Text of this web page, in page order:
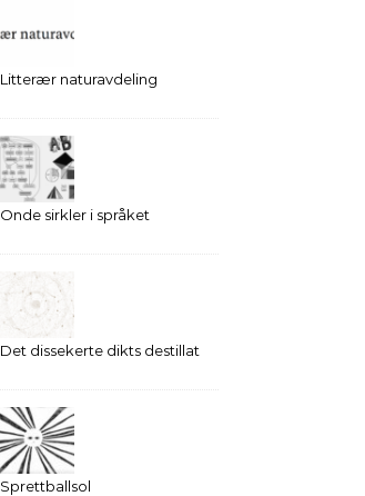
Litterær naturavdeling
Onde sirkler i språket
Det dissekerte dikts destillat
Sprettballsol